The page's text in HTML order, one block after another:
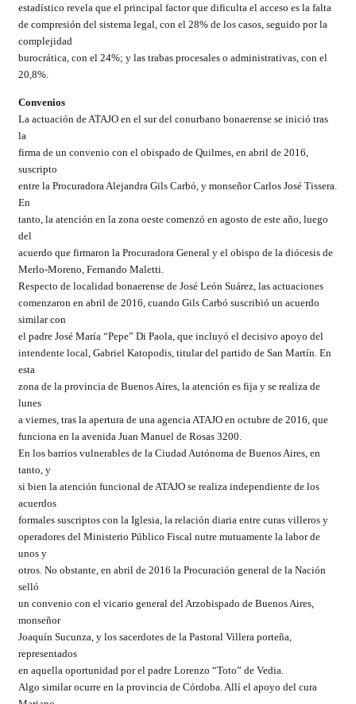
estadístico revela que el principal factor que dificulta el acceso es la falta
de compresión del sistema legal, con el 28% de los casos, seguido por la
complejidad
burocrática, con el 24%; y las trabas procesales o administrativas, con el
20,8%.
Convenios
La actuación de ATAJO en el sur del conurbano bonaerense se inició tras
la
firma de un convenio con el obispado de Quilmes, en abril de 2016,
suscripto
entre la Procuradora Alejandra Gils Carbó, y monseñor Carlos José Tissera.
En
tanto, la atención en la zona oeste comenzó en agosto de este año, luego
del
acuerdo que firmaron la Procuradora General y el obispo de la diócesis de
Merlo-Moreno, Fernando Maletti.
Respecto de localidad bonaerense de José León Suárez, las actuaciones
comenzaron en abril de 2016, cuando Gils Carbó suscribió un acuerdo
similar con
el padre José María “Pepe” Di Paola, que incluyó el decisivo apoyo del
intendente local, Gabriel Katopodis, titular del partido de San Martín. En
esta
zona de la provincia de Buenos Aires, la atención es fija y se realiza de
lunes
a viernes, tras la apertura de una agencia ATAJO en octubre de 2016, que
funciona en la avenida Juan Manuel de Rosas 3200.
En los barrios vulnerables de la Ciudad Autónoma de Buenos Aires, en
tanto, y
si bien la atención funcional de ATAJO se realiza independiente de los
acuerdos
formales suscriptos con la Iglesia, la relación diaria entre curas villeros y
operadores del Ministerio Público Fiscal nutre mutuamente la labor de
unos y
otros. No obstante, en abril de 2016 la Procuración general de la Nación
selló
un convenio con el vicario general del Arzobispado de Buenos Aires,
monseñor
Joaquín Sucunza, y los sacerdotes de la Pastoral Villera porteña,
representados
en aquella oportunidad por el padre Lorenzo “Toto” de Vedia.
Algo similar ocurre en la provincia de Córdoba. Allí el apoyo del cura